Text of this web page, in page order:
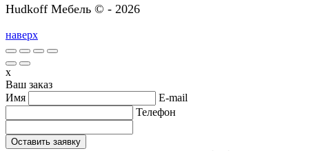
Hudkoff Мебель © - 2026
наверх
x
Ваш заказ
Имя
E-mail
Телефон